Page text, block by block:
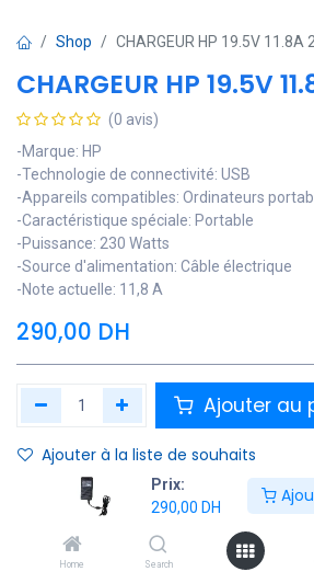
Prix:
290,00 DH
Home Search
Shop CHARGEUR HP 19.5V 11.8A
CHARGEUR HP 19.5V
(0 avis)
-Marque: HP
-Technologie de connectivité: USB
-Appareils compatibles: Ordinateurs
-Caractéristique spéciale: Portable
-Puissance: 230 Watts
-Source d'alimentation: Câble électrique
-Note actuelle: 11,8 A
290,00 DH
Ajouter au
Ajouter à la liste de souhaits
Contactez Nous
Soyez averti lorsque le produit est